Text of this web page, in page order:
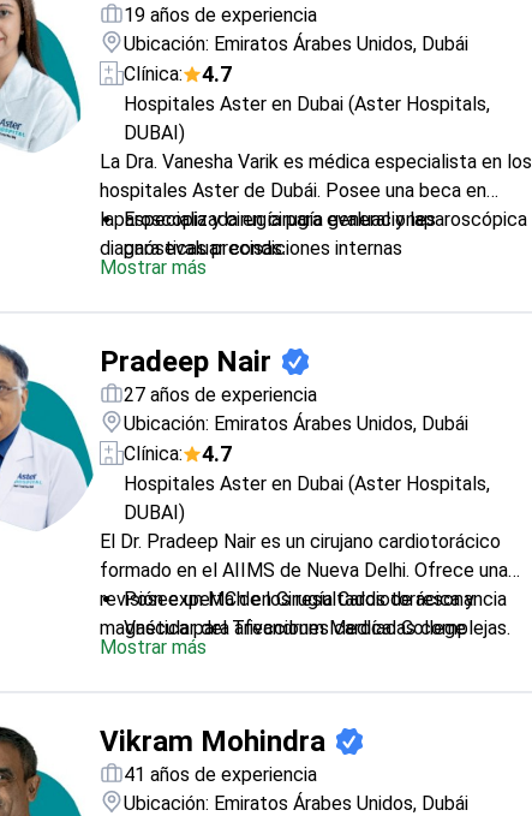
estructurales del corazón en el Hospital St.
Michaels en Canadá
Realiza angiografías coronarias y angioplastias
para restaurar el flujo sanguíneo al corazón
Miembro de la Sociedad de Cardiología de la
India
19 años de experiencia
Ubicación: Emiratos Árabes Unidos, Dubái
Clínica:
4.7
Hospitales Aster en Dubai (Aster Hospitals,
DUBAI)
La Dra. Vanesha Varik es médica especialista en los
hospitales Aster de Dubái. Posee una beca en
laparoscopia y cirugía para evaluaciones
diagnósticas precisas.
Especializada en cirugía general y laparoscópica
para evaluar condiciones internas
Licenciada como especialista por el
Departamento de Salud (DOH)
su formación médica MBBS
Ejerce en los hospitales Aster, un importante
proveedor de atención médica en Dubái
Su enfoque profesional incluye la evaluación de
necesidades quirúrgicas a través de revisiones
diagnósticas
Mostrar más
Pradeep Nair
27 años de experiencia
Ubicación: Emiratos Árabes Unidos, Dubái
Clínica:
4.7
Hospitales Aster en Dubai (Aster Hospitals,
DUBAI)
El Dr. Pradeep Nair es un cirujano cardiotorácico
formado en el AIIMS de Nueva Delhi. Ofrece una
revisión experta de los resultados de resonancia
magnética para afecciones cardíacas complejas.
Posee un MCh en Cirugía Cardiotorácica y
Vascular del Trivandrum Medical College
Formado en cirugía cardíaca en el Hospital
Waikato de Nueva Zelanda
procedimiento para proteger la aorta y las
válvulas cardíacas
Especializado en reintervenciones cardíacas y
Mostrar más
Vikram Mohindra
41 años de experiencia
Ubicación: Emiratos Árabes Unidos, Dubái